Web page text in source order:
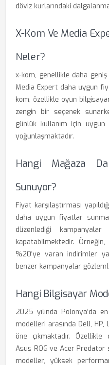
döviz kurlarındaki
X-Kom Ve Media
Neler?
x-kom, genellikle daha
Media Expert daha uygun
kom, özellikle oyun
zengin bir seçenek
günlük kullanım için
yoğunlaşmaktadır.
Hangi Mağaza
Sunuyor?
Fiyat karşılaştırması
daha uygun fiyatlar
düzenlediği
kapatabilmektedir.
%20'ye varan indirimler
benzer kampanyalar
Hangi Bilgisayar
2025 yılında Polonya'da
modelleri arasında Dell,
öne çıkmaktadır. Özellikle
Asus ROG ve Acer
modeller, yüksek